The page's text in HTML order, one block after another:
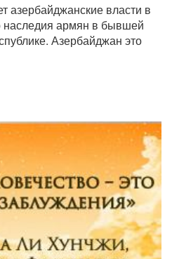
азербайджанские власти в
наследия армян в бывшей
Азербайджан это